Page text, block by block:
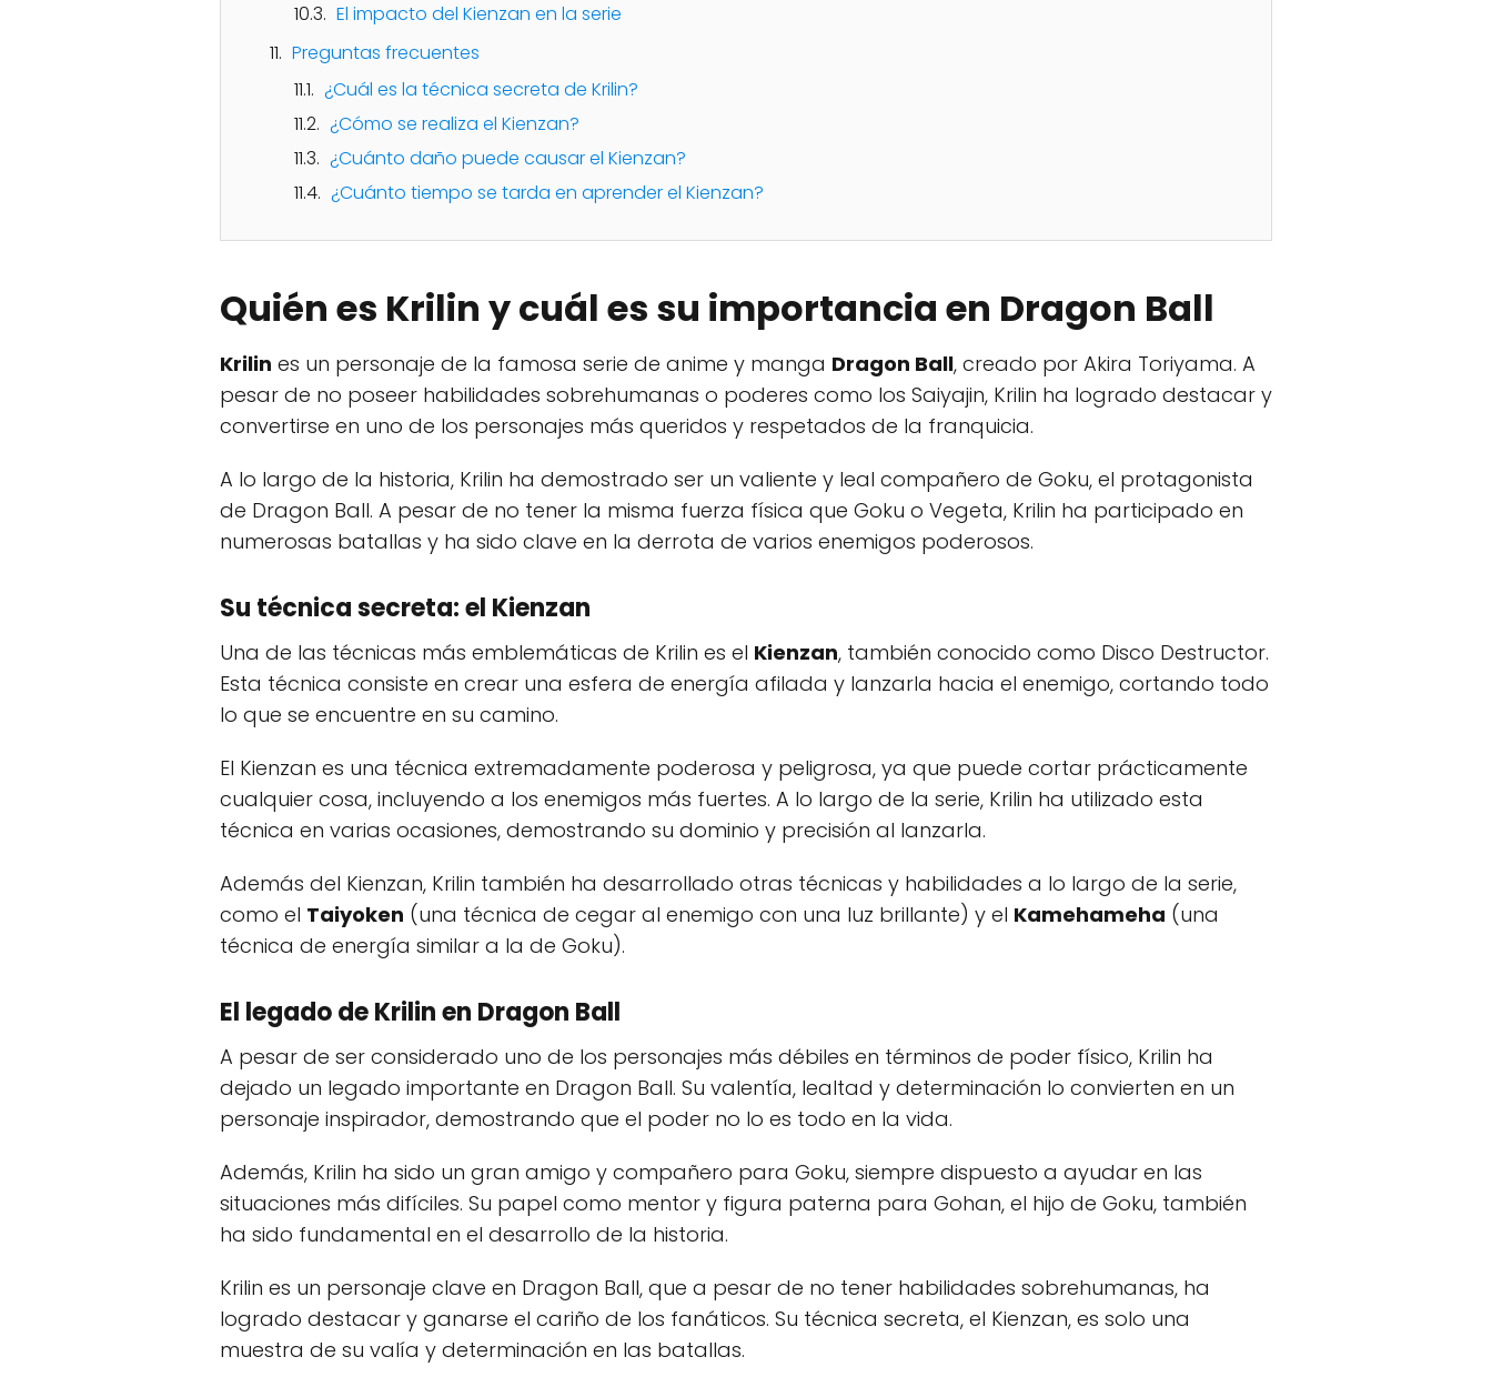
El impacto del Kienzan en la serie
Preguntas frecuentes
¿Cuál es la técnica secreta de Krilin?
¿Cómo se realiza el Kienzan?
¿Cuánto daño puede causar el Kienzan?
¿Cuánto tiempo se tarda en aprender el Kienzan?
Quién es Krilin y cuál es su importancia en Dragon Ball
Krilin es un personaje de la famosa serie de anime y manga Dragon Ball, creado por Akira Toriyama. A
pesar de no poseer habilidades sobrehumanas o poderes como los Saiyajin, Krilin ha logrado destacar y
convertirse en uno de los personajes más queridos y respetados de la franquicia.
A lo largo de la historia, Krilin ha demostrado ser un valiente y leal compañero de Goku, el protagonista
de Dragon Ball. A pesar de no tener la misma fuerza física que Goku o Vegeta, Krilin ha participado en
numerosas batallas y ha sido clave en la derrota de varios enemigos poderosos.
Su técnica secreta: el Kienzan
Una de las técnicas más emblemáticas de Krilin es el Kienzan, también conocido como Disco Destructor.
Esta técnica consiste en crear una esfera de energía afilada y lanzarla hacia el enemigo, cortando todo
lo que se encuentre en su camino.
El Kienzan es una técnica extremadamente poderosa y peligrosa, ya que puede cortar prácticamente
cualquier cosa, incluyendo a los enemigos más fuertes. A lo largo de la serie, Krilin ha utilizado esta
técnica en varias ocasiones, demostrando su dominio y precisión al lanzarla.
Además del Kienzan, Krilin también ha desarrollado otras técnicas y habilidades a lo largo de la serie,
como el Taiyoken (una técnica de cegar al enemigo con una luz brillante) y el Kamehameha (una
técnica de energía similar a la de Goku).
El legado de Krilin en Dragon Ball
A pesar de ser considerado uno de los personajes más débiles en términos de poder físico, Krilin ha
dejado un legado importante en Dragon Ball. Su valentía, lealtad y determinación lo convierten en un
personaje inspirador, demostrando que el poder no lo es todo en la vida.
Además, Krilin ha sido un gran amigo y compañero para Goku, siempre dispuesto a ayudar en las
situaciones más difíciles. Su papel como mentor y figura paterna para Gohan, el hijo de Goku, también
ha sido fundamental en el desarrollo de la historia.
Krilin es un personaje clave en Dragon Ball, que a pesar de no tener habilidades sobrehumanas, ha
logrado destacar y ganarse el cariño de los fanáticos. Su técnica secreta, el Kienzan, es solo una
muestra de su valía y determinación en las batallas.